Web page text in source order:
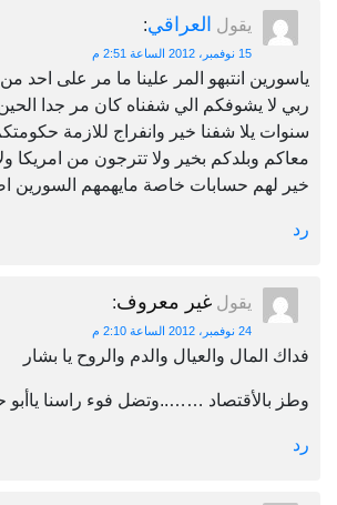
يقول العراقي:
15 نوفمبر، 2012 الساعة 2:51 م
ياسورين انتبهو المر علينا ما مر على احد
سنوات يلا شفنا خير وانفراج للازمة
معاكم وبلدكم بخير ولا تترجون من امريكا
خير لهم حسابات خاصة مايهمهم السورين
رد
يقول غير معروف:
24 نوفمبر، 2012 الساعة 2:10 م
فداك المال والعيال والدم والروح يا بشار
وطز بالأقتصاد ……..وتضل فوء راسنا ياأبو
رد